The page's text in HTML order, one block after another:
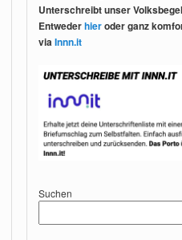
Unterschreibt unser
Entwederhieroder ganz
viaInnn.it
Suchen